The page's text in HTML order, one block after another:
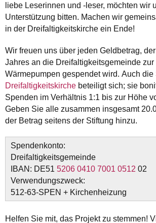
liebe Leserinnen und -leser, möchten wir
Unterstützung bitten. Machen wir
in der Dreifaltigkeitskirche ein Ende!
Wir freuen uns über jeden Geldbetrag,
Jahres an die Dreifaltigkeitsgemeinde
Wärmepumpen gespendet wird. Auch die
Dreifaltigkeitskirche beteiligt sich; sie
Spenden im Verhältnis 1:1 bis zur Höhe
Geben Sie alle zusammen insgesamt
der Betrag seitens der Stiftung hinzu.
Spendenkonto:
Dreifaltigkeitsgemeinde
IBAN: DE51 5206 0410 7001 0512 02
Verwendungszweck:
512-63-SPEN + Kirchenheizung
Helfen Sie mit, das Projekt zu stemmen!